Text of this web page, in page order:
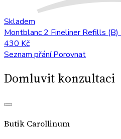
Skladem
Montblanc 2 Fineliner Refills
430 Kč
Seznam přání Porovnat
Domluvit konzultaci
Butik Carollinum